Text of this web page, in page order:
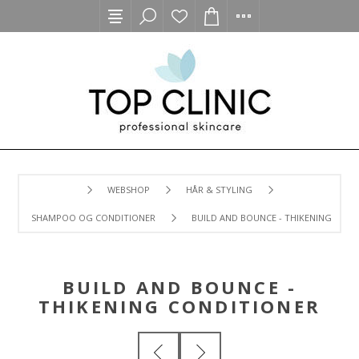
WEBSHOP HÅR & STYLING
SHAMPOO OG CONDITIONER BUILD AND BOUNCE - THIKENING
BUILD AND BOUNCE -
THIKENING CONDITIONER